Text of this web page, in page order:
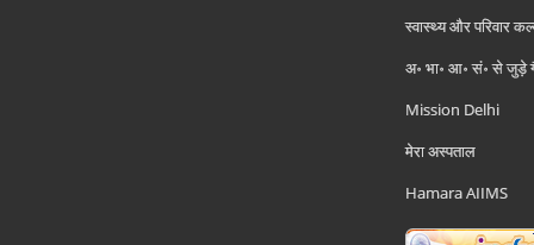
स्वास्थ्य और परिवार
अ॰ भा॰ आ॰ सं॰ से जुड़े
Mission Delhi
मेरा अस्पताल
Hamara AIIMS